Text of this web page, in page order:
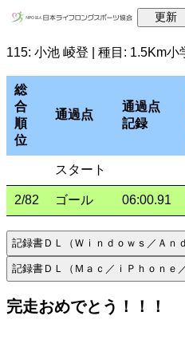
115: 小池 崚登 | 種目: 1.5Km
総
合
順
位
通過点
通過点
記録
スタート
2/82 ゴール 06:00.91
完走おめでとう！！！